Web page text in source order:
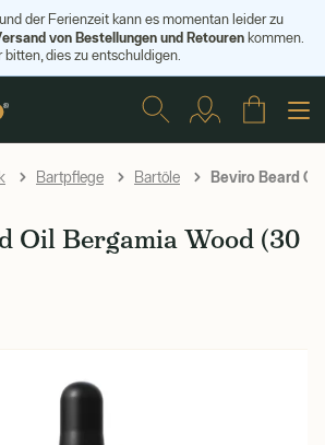
der Ferienzeit kann es momentan leider zu
von Bestellungen und Retourenkommen.
bitten, dies zu entschuldigen.
Bartpflege Bartöle Beviro Beard
Oil Bergamia Wood (30